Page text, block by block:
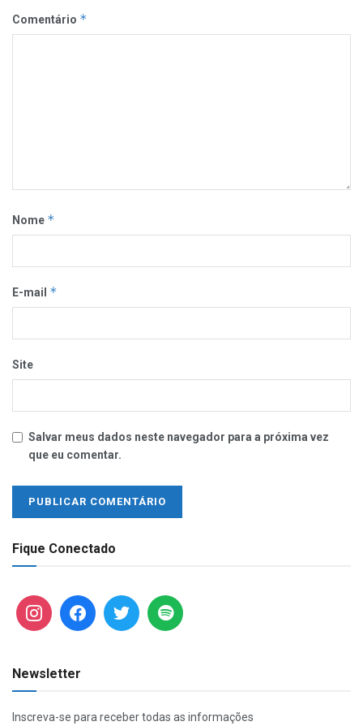
Comentário *
Nome *
E-mail *
Site
Salvar meus dados neste navegador para a próxima vez
que eu comentar.
Fique Conectado
Newsletter
Inscreva-se para receber todas as informações